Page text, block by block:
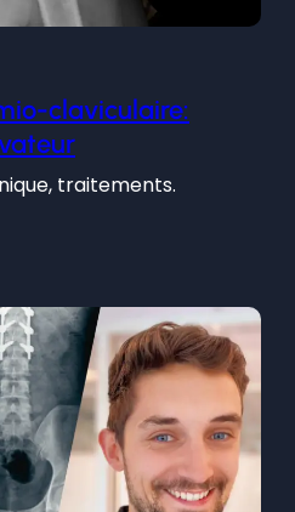
claviculaire:
traitements.